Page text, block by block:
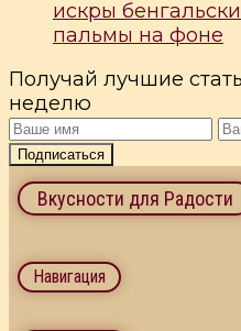
Получай лучшие
неделю
Подписаться
Вкусности для Радости
Навигация